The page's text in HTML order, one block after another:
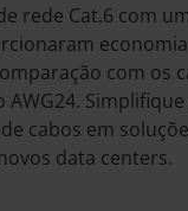
rede Cat.6 com
economia
com os
AWG24. Simplifique
cabos em
data centers.